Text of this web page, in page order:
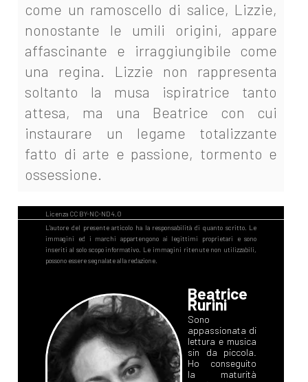
come un ramoscello di salice, Lizzie,
nonostante le umili origini, appare
affascinante e irraggiungibile come
una regina. Lizzie non rappresenta
soltanto la musa ispiratrice tanto
attesa, ma una Beatrice con cui
instaurare un legame totalizzante
fatto di arte e passione, tormento e
ossessione.
Beatrice
Rurini
Sono
appassionata di
lettura e musica
sin da piccola.
Ho conseguito
la maturità